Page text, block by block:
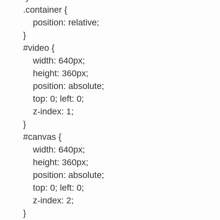
    .container {
        position: relative;
    }
    #video {
        width: 640px;
        height: 360px;
        position: absolute;
        top: 0; left: 0;
        z-index: 1;
    }
    #canvas {
        width: 640px;
        height: 360px;
        position: absolute;
        top: 0; left: 0;
        z-index: 2;
    }